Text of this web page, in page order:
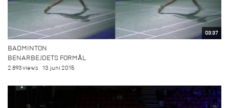
03:37
BADMINTON
BENARBEJDETS FORMÅL
2.893 views 13. juni 2015